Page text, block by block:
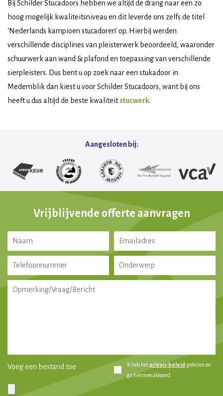
Bij Schilder Stucadoors hebben we altijd de drang naar een zo
hoog mogelijk kwaliteitsniveau en dit leverde ons zelfs de titel
‘Nederlands kampioen stucadoren’ op. Hierbij werden
verschillende disciplines van pleisterwerk beoordeeld, waaronder
schuurwerk aan wand & plafond en toepassing van verschillende
sierpleisters. Dus bent u op zoek naar een stukadoor in
Medemblik dan kiest u voor Schilder Stucadoors, want bij ons
heeft u dus altijd de beste kwaliteitstucwerk.
Aangesloten bij:
Vrijblijvende offerte aanvragen
Voeg een bestand toe Ik heb het privacy beleid gelezen en
ga hiermee akkoord.